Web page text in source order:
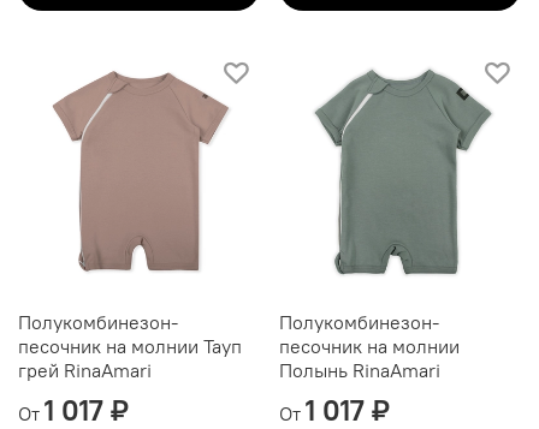
Полукомбинезон-
песочник на молнии Тауп
грей RinaAmari
От 1 017 ₽
Полукомбинезон-
песочник на молнии
Полынь RinaAmari
От 1 017 ₽